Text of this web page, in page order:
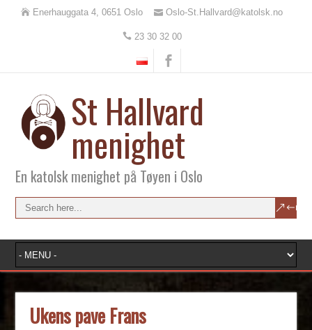
Enerhauggata 4, 0651 Oslo Oslo-St.Hallvard@katolsk.no
23 30 32 00
St Hallvard
menighet
En katolsk menighet på Tøyen i Oslo
Ukens pave Frans